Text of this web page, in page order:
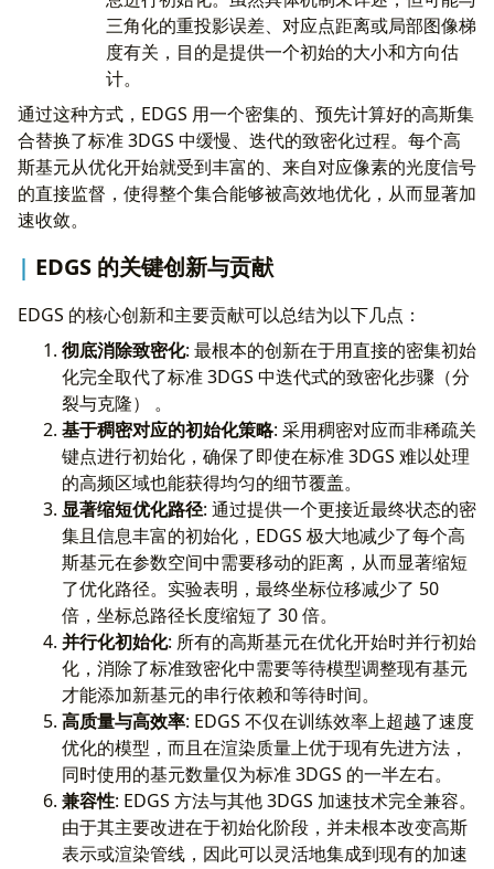
三角化的重投影误差、对应点距离或局部图像梯
度有关，目的是提供一个初始的大小和方向估
计。
通过这种方式，EDGS 用一个密集的、预先计算好的高斯集
合替换了标准 3DGS 中缓慢、迭代的致密化过程。每个高
斯基元从优化开始就受到丰富的、来自对应像素的光度信号
的直接监督，使得整个集合能够被高效地优化，从而显著加
速收敛。
EDGS 的关键创新与贡献
EDGS 的核心创新和主要贡献可以总结为以下几点：
彻底消除致密化: 最根本的创新在于用直接的密集初始
化完全取代了标准 3DGS 中迭代式的致密化步骤（分
裂与克隆） 。
基于稠密对应的初始化策略: 采用稠密对应而非稀疏关
键点进行初始化，确保了即使在标准 3DGS 难以处理
的高频区域也能获得均匀的细节覆盖。
显著缩短优化路径: 通过提供一个更接近最终状态的密
集且信息丰富的初始化，EDGS 极大地减少了每个高
斯基元在参数空间中需要移动的距离，从而显著缩短
了优化路径。实验表明，最终坐标位移减少了 50
倍，坐标总路径长度缩短了 30 倍。
并行化初始化: 所有的高斯基元在优化开始时并行初始
化，消除了标准致密化中需要等待模型调整现有基元
才能添加新基元的串行依赖和等待时间。
高质量与高效率: EDGS 不仅在训练效率上超越了速度
优化的模型，而且在渲染质量上优于现有先进方法，
同时使用的基元数量仅为标准 3DGS 的一半左右。
兼容性: EDGS 方法与其他 3DGS 加速技术完全兼容。
由于其主要改进在于初始化阶段，并未根本改变高斯
表示或渲染管线，因此可以灵活地集成到现有的加速